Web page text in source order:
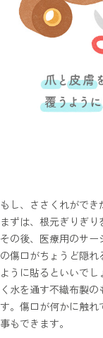
もし、ささくれができ
まずは、根元ぎりぎり
その後、医療用のサ
の傷口がちょうど隠れ
ように貼るといいで
く水を通す不織布製
す。傷口が何かに触
事もできます。